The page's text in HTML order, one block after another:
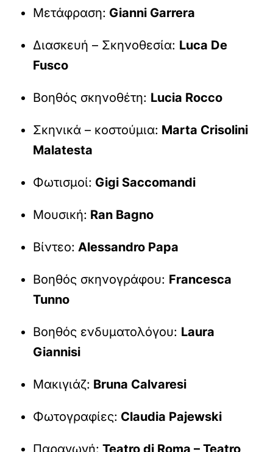
Μετάφραση: Gianni Garrera
Διασκευή – Σκηνοθεσία: Luca De
Fusco
Βοηθός σκηνοθέτη: Lucia Rocco
Σκηνικά – κοστούμια: Marta Crisolini
Malatesta
Φωτισμοί: Gigi Saccomandi
Μουσική: Ran Bagno
Βίντεο: Alessandro Papa
Βοηθός σκηνογράφου: Francesca
Tunno
Βοηθός ενδυματολόγου: Laura
Giannisi
Μακιγιάζ: Bruna Calvaresi
Φωτογραφίες: Claudia Pajewski
Παραγωγή: Teatro di Roma – Teatro